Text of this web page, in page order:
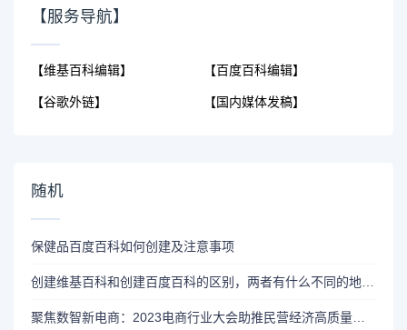
【服务导航】
【维基百科编辑】
【谷歌外链】
【百度百科编辑】
【国内媒体发稿】
随机
保健品百度百科如何创建及注意事项